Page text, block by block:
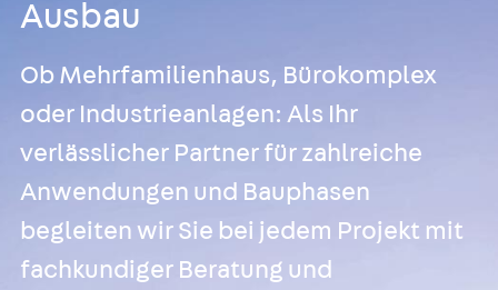
Beratung, Planung,
Individuelle Lösungen
Referenzen
Ausbau
Zurück Ausbau
Zurück Produkte
Kabeltragsysteme
Ausbau
Ob Mehrfamilienhaus, Bürokomplex
oder Industrieanlagen: Als Ihr
verlässlicher Partner für zahlreiche
Anwendungen und Bauphasen
begleiten wir Sie bei jedem Projekt mit
fachkundiger Beratung und